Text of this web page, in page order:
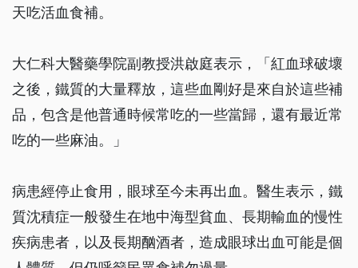
天吃活血食補。
大仁科大醫藥學院副教授洪啟庭表示，「紅血球破壞
之後，鐵質的大量釋放，這些血剛好是來自於這些補
品，包含是他普通時候常吃的一些當歸，還有最近常
吃的一些麻油。」
病患經停止食用，眼球至今未再出血。醫生表示，鐵
質沈積症一般發生在地中海型貧血、長期輸血的慢性
疾病患者，以及長期酗酒者，造成眼球出血可能是個